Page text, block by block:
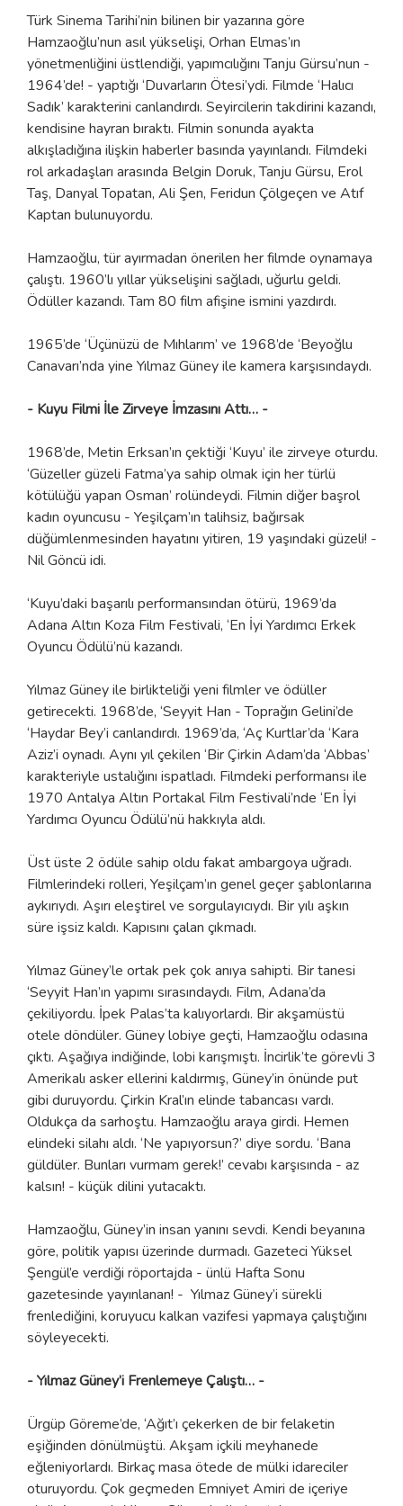
Türk Sinema Tarihi’nin bilinen bir yazarına göre
Hamzaoğlu’nun asıl yükselişi, Orhan Elmas’ın
yönetmenliğini üstlendiği, yapımcılığını Tanju Gürsu’nun -
1964’de! - yaptığı ‘Duvarların Ötesi’ydi. Filmde ‘Halıcı
Sadık’ karakterini canlandırdı. Seyircilerin takdirini kazandı,
kendisine hayran bıraktı. Filmin sonunda ayakta
alkışladığına ilişkin haberler basında yayınlandı. Filmdeki
rol arkadaşları arasında Belgin Doruk, Tanju Gürsu, Erol
Taş, Danyal Topatan, Ali Şen, Feridun Çölgeçen ve Atıf
Kaptan bulunuyordu.
Hamzaoğlu, tür ayırmadan önerilen her filmde oynamaya
çalıştı. 1960’lı yıllar yükselişini sağladı, uğurlu geldi.
Ödüller kazandı. Tam 80 film afişine ismini yazdırdı.
1965’de ‘Üçünüzü de Mıhlarım’ ve 1968’de ‘Beyoğlu
Canavarı’nda yine Yılmaz Güney ile kamera karşısındaydı.
- Kuyu Filmi İle Zirveye İmzasını Attı… -
1968’de, Metin Erksan’ın çektiği ‘Kuyu’ ile zirveye oturdu.
‘Güzeller güzeli Fatma’ya sahip olmak için her türlü
kötülüğü yapan Osman’ rolündeydi. Filmin diğer başrol
kadın oyuncusu - Yeşilçam’ın talihsiz, bağırsak
düğümlenmesinden hayatını yitiren, 19 yaşındaki güzeli! -
Nil Göncü idi.
‘Kuyu’daki başarılı performansından ötürü, 1969’da
Adana Altın Koza Film Festivali, ‘En İyi Yardımcı Erkek
Oyuncu Ödülü’nü kazandı.
Yılmaz Güney ile birlikteliği yeni filmler ve ödüller
getirecekti. 1968’de, ‘Seyyit Han - Toprağın Gelini’de
‘Haydar Bey’i canlandırdı. 1969’da, ‘Aç Kurtlar’da ‘Kara
Aziz’i oynadı. Aynı yıl çekilen ‘Bir Çirkin Adam’da ‘Abbas’
karakteriyle ustalığını ispatladı. Filmdeki performansı ile
1970 Antalya Altın Portakal Film Festivali’nde ‘En İyi
Yardımcı Oyuncu Ödülü’nü hakkıyla aldı.
Üst üste 2 ödüle sahip oldu fakat ambargoya uğradı.
Filmlerindeki rolleri, Yeşilçam’ın genel geçer şablonlarına
aykırıydı. Aşırı eleştirel ve sorgulayıcıydı. Bir yılı aşkın
süre işsiz kaldı. Kapısını çalan çıkmadı.
Yılmaz Güney’le ortak pek çok anıya sahipti. Bir tanesi
‘Seyyit Han’ın yapımı sırasındaydı. Film, Adana’da
çekiliyordu. İpek Palas’ta kalıyorlardı. Bir akşamüstü
otele döndüler. Güney lobiye geçti, Hamzaoğlu odasına
çıktı. Aşağıya indiğinde, lobi karışmıştı. İncirlik’te görevli 3
Amerikalı asker ellerini kaldırmış, Güney’in önünde put
gibi duruyordu. Çirkin Kral’ın elinde tabancası vardı.
Oldukça da sarhoştu. Hamzaoğlu araya girdi. Hemen
elindeki silahı aldı. ‘Ne yapıyorsun?’ diye sordu. ‘Bana
güldüler. Bunları vurmam gerek!’ cevabı karşısında - az
kalsın! - küçük dilini yutacaktı.
Hamzaoğlu, Güney’in insan yanını sevdi. Kendi beyanına
göre, politik yapısı üzerinde durmadı. Gazeteci Yüksel
Şengül’e verdiği röportajda - ünlü Hafta Sonu
gazetesinde yayınlanan! - Yılmaz Güney’i sürekli
frenlediğini, koruyucu kalkan vazifesi yapmaya çalıştığını
söyleyecekti.
- Yılmaz Güney’i Frenlemeye Çalıştı… -
Ürgüp Göreme’de, ‘Ağıt’ı çekerken de bir felaketin
eşiğinden dönülmüştü. Akşam içkili meyhanede
eğleniyorlardı. Birkaç masa ötede de mülki idareciler
oturuyordu. Çok geçmeden Emniyet Amiri de içeriye